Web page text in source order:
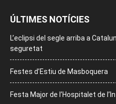
ÚLTIMES NOTÍCIES
L’eclipsi del segle arriba a
seguretat
Festes d’Estiu de Masboquera
Festa Major de l’Hospitalet de